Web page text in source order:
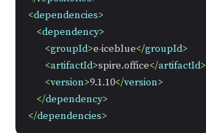
<dependencies>
<dependency>
<groupId>e-iceblue</groupId>
<artifactId>spire.office</artifactId>
<version>9.1.10</version>
</dependency>
</dependencies>